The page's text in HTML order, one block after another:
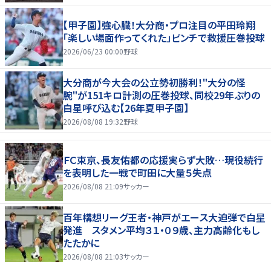
【甲子園】強心臓！大分商・プロ注目の平田玲翔
「楽しい場面作ってくれた」ピンチで救援圧巻投球
2026/06/23 00:00野球
大分商が今大会の公立勢初勝利！"大分の怪
腕"が151キロ計測の圧巻投球、同校29年ぶりの
白星呼び込む【26年夏甲子園】
2026/08/08 19:32野球
ＦＣ東京、長友佑都の応援実らず大敗…現役続行
を表明した一戦で町田に大量５失点
2026/08/08 21:09サッカー
百年構想リーグ王者・神戸がエース大迫弾で白星
発進 スタメン平均３１・０９歳、主力高齢化もし
たたかに
2026/08/08 21:03サッカー